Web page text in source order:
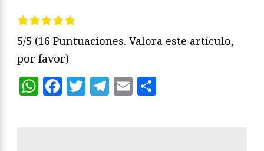
5/5 (16 Puntuaciones. Valora este artículo,
por favor)
WhatsApp
Facebook
Twitter
Telegram
Email